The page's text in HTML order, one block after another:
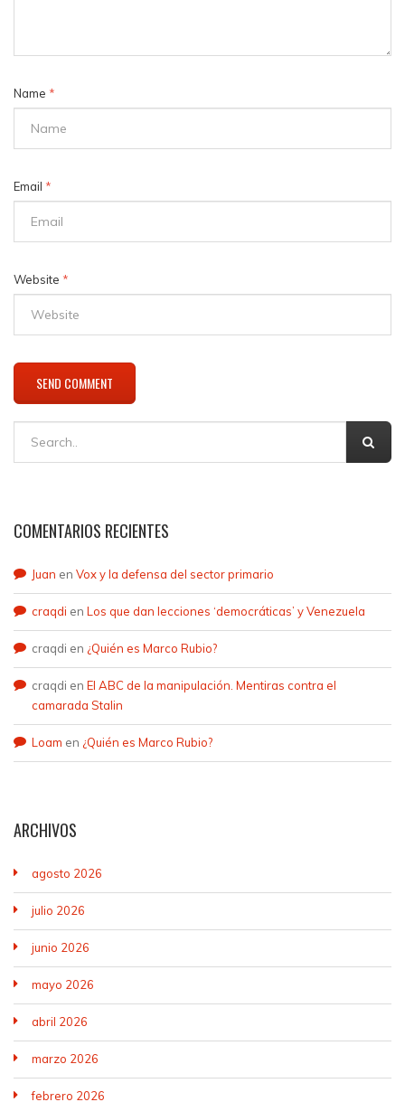
Name *
Email *
Website *
COMENTARIOS RECIENTES
Juan en Vox y la defensa del sector primario
craqdi en Los que dan lecciones ‘democráticas’ y Venezuela
craqdi en ¿Quién es Marco Rubio?
craqdi en El ABC de la manipulación. Mentiras contra el
camarada Stalin
Loam en ¿Quién es Marco Rubio?
ARCHIVOS
agosto 2026
julio 2026
junio 2026
mayo 2026
abril 2026
marzo 2026
febrero 2026